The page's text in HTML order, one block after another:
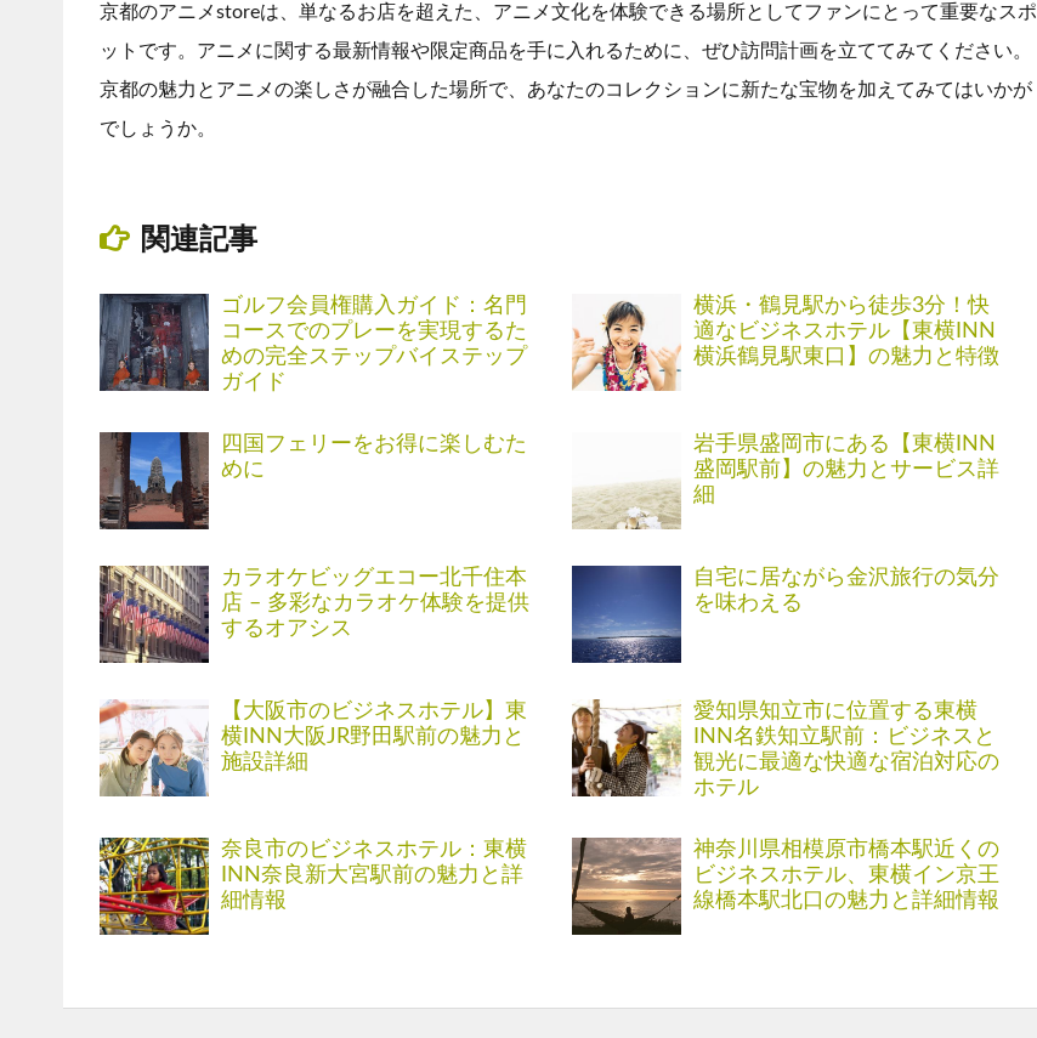
京都のアニメstoreは、単なるお店を超えた、アニメ文化を体験できる場所としてファンにとって重要なスポ
ットです。アニメに関する最新情報や限定商品を手に入れるために、ぜひ訪問計画を立ててみてください。
京都の魅力とアニメの楽しさが融合した場所で、あなたのコレクションに新たな宝物を加えてみてはいかが
でしょうか。
関連記事
ゴルフ会員権購入ガイド：名門
コースでのプレーを実現するた
めの完全ステップバイステップ
ガイド
横浜・鶴見駅から徒歩3分！快
適なビジネスホテル【東横INN
横浜鶴見駅東口】の魅力と特徴
四国フェリーをお得に楽しむた
めに
岩手県盛岡市にある【東横INN
盛岡駅前】の魅力とサービス詳
細
カラオケビッグエコー北千住本
店 – 多彩なカラオケ体験を提供
するオアシス
自宅に居ながら金沢旅行の気分
を味わえる
【大阪市のビジネスホテル】東
横INN大阪JR野田駅前の魅力と
施設詳細
愛知県知立市に位置する東横
INN名鉄知立駅前：ビジネスと
観光に最適な快適な宿泊対応の
ホテル
奈良市のビジネスホテル：東横
INN奈良新大宮駅前の魅力と詳
細情報
神奈川県相模原市橋本駅近くの
ビジネスホテル、東横イン京王
線橋本駅北口の魅力と詳細情報